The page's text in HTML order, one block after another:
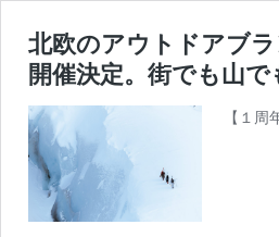
北欧のアウトドアブ
開催決定。街でも山
【１